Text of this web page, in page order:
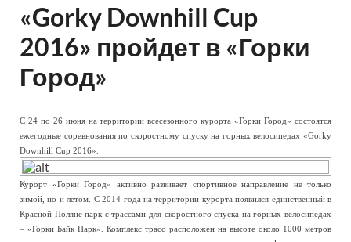
«Gorky Downhill Cup
2016» пройдет в «Горки
Город»
С 24 по 26 июня на территории всесезонного курорта «Горки Город» состоятся
ежегодные соревнования по скоростному спуску на горных велосипедах «Gorky
Downhill Cup 2016».
Курорт «Горки Город» активно развивает спортивное направление не только
зимой, но и летом. С 2014 года на территории курорта появился единственный в
Красной Поляне парк с трассами для скоростного спуска на горных велосипедах
– «Горки Байк Парк». Комплекс трасс расположен на высоте около 1000 метров